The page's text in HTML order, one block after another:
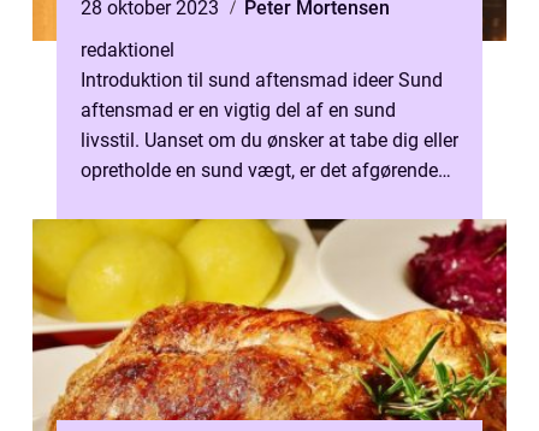
28 oktober 2023
Peter Mortensen
redaktionel
Introduktion til sund aftensmad ideer Sund
aftensmad er en vigtig del af en sund
livsstil. Uanset om du ønsker at tabe dig eller
opretholde en sund vægt, er det afgørende